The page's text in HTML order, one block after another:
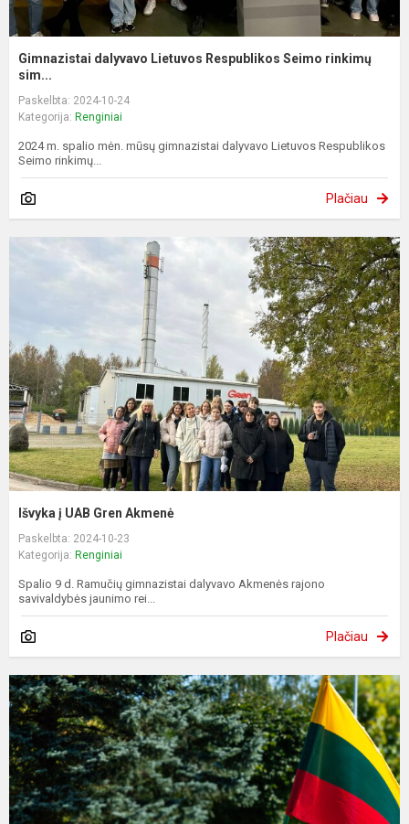
Gimnazistai dalyvavo Lietuvos Respublikos Seimo rinkimų
sim...
Paskelbta: 2024-10-24
Kategorija: Renginiai
2024 m. spalio mėn. mūsų gimnazistai dalyvavo Lietuvos Respublikos
Seimo rinkimų...
Plačiau
Išvyka į UAB Gren Akmenė
Paskelbta: 2024-10-23
Kategorija: Renginiai
Spalio 9 d. Ramučių gimnazistai dalyvavo Akmenės rajono
savivaldybės jaunimo rei...
Plačiau